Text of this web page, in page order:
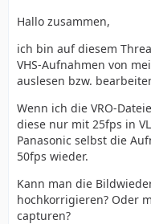
Hallo zusammen,
ich bin auf diesem
VHS-Aufnahmen von
auslesen bzw.
Wenn ich die VRO-
diese nur mit 25fps in
Panasonic selbst die
50fps wieder.
Kann man die
hochkorrigieren? Oder
capturen?